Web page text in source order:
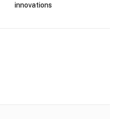
innovations